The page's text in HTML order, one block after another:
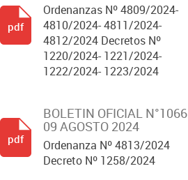
Ordenanzas Nº 4809/2024-
4810/2024- 4811/2024-
4812/2024 Decretos Nº
1220/2024- 1221/2024-
1222/2024- 1223/2024
pdf
BOLETIN OFICIAL N°1066
09 AGOSTO 2024
Ordenanza Nº 4813/2024
Decreto Nº 1258/2024
pdf